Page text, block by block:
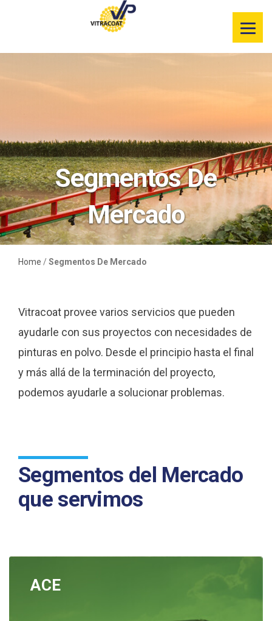
productos
Recursos
Segmentos de
mercadoSegmentos De
Mercado
Home /Segmentos De Mercado
Vitracoat provee varios servicios que pueden
ayudarle con sus proyectos con necesidades de
pinturas en polvo. Desde el principio hasta el final
y más allá de la terminación del proyecto,
podemos ayudarle a solucionar problemas.
Segmentos del Mercado
que servimos
ACE